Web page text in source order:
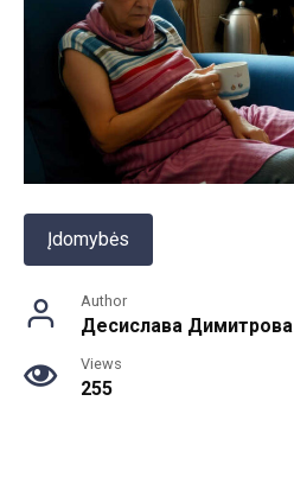
Įdomybės
Author
Десислава Димитрова
Views
255